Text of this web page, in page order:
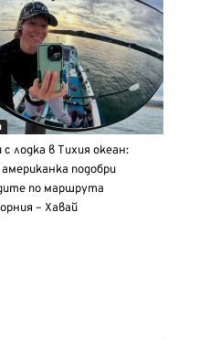
с лодка в Тихия океан:
подобри
по маршрута
– Хавай